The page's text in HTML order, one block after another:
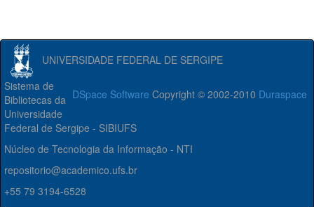
UNIVERSIDADE FEDERAL DE SERGIPE
DSpace Software Copyright © 2002-2010 Duraspace
Sistema de
Bibliotecas da
Universidade
Federal de Sergipe - SIBIUFS
Núcleo de Tecnologia da Informação - NTI
repositorio@academico.ufs.br
+55 79 3194-6528